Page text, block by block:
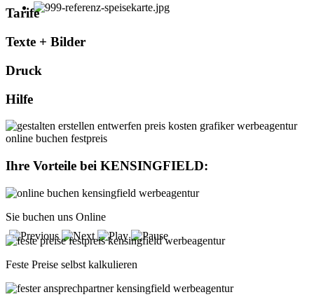
Tarife
Texte + Bilder
Druck
Hilfe
Ihre Vorteile bei KENSINGFIELD:
Sie buchen uns Online
Feste Preise selbst kalkulieren